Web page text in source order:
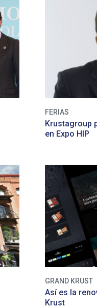
FERIAS
Krustagroup
en Expo HIP
GRAND KRUST
Así es la
Krust